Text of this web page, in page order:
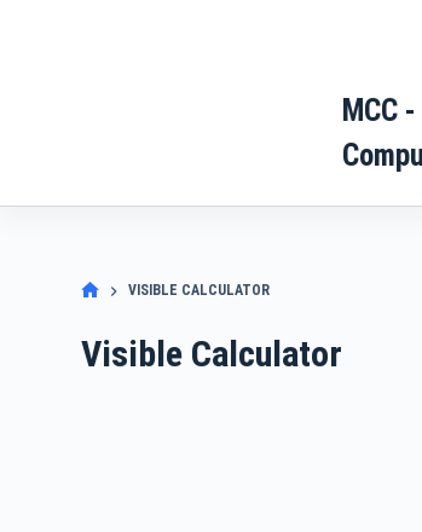
MCC
VISIBLE CALCULATOR
Visible Calculator